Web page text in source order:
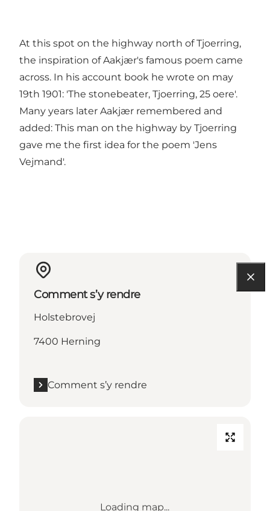
At this spot on the highway north of Tjoerring,
the inspiration of Aakjær's famous poem came
across. In his account book he wrote on may
19th 1901: 'The stonebeater, Tjoerring, 25 oere'.
Many years later Aakjær remembered and
added: This man on the highway by Tjoerring
gave me the first idea for the poem 'Jens
Vejmand'.
Comment s’y rendre
Holstebrovej
7400 Herning
Comment s’y rendre
Loading map...